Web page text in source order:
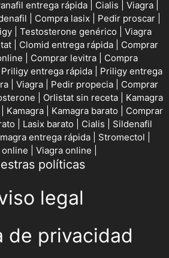
entrega rápida Cialis Viagra
Compra lasix Pedir proscar|
| Testosterone genérico
Viagra
Clomid entrega rápida
Comprar
Comprar levitra
Compra
Priligy entrega rápida| Priligy entrega
| Viagra| Pedir propecia| Comprar
Orlistat sin receta| Kamagra
Kamagra Kamagra barato
Comprar
Lasix barato Cialis
Sildenafil
entrega rápida| Stromectol
online
Viagra online
políticas
legal
de privacidad